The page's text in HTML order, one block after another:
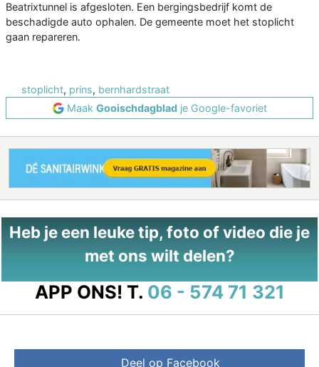
Beatrixtunnel is afgesloten. Een bergingsbedrijf komt de
beschadigde auto ophalen. De gemeente moet het stoplicht
gaan repareren.
stoplicht, prins, bernhardstraat
Maak Gooischdagbladje Google-favoriet
Heb je een leuke tip, foto of video die je
met ons wilt delen?
APP ONS! T. 06 - 574 71 321
Deel op Facebook